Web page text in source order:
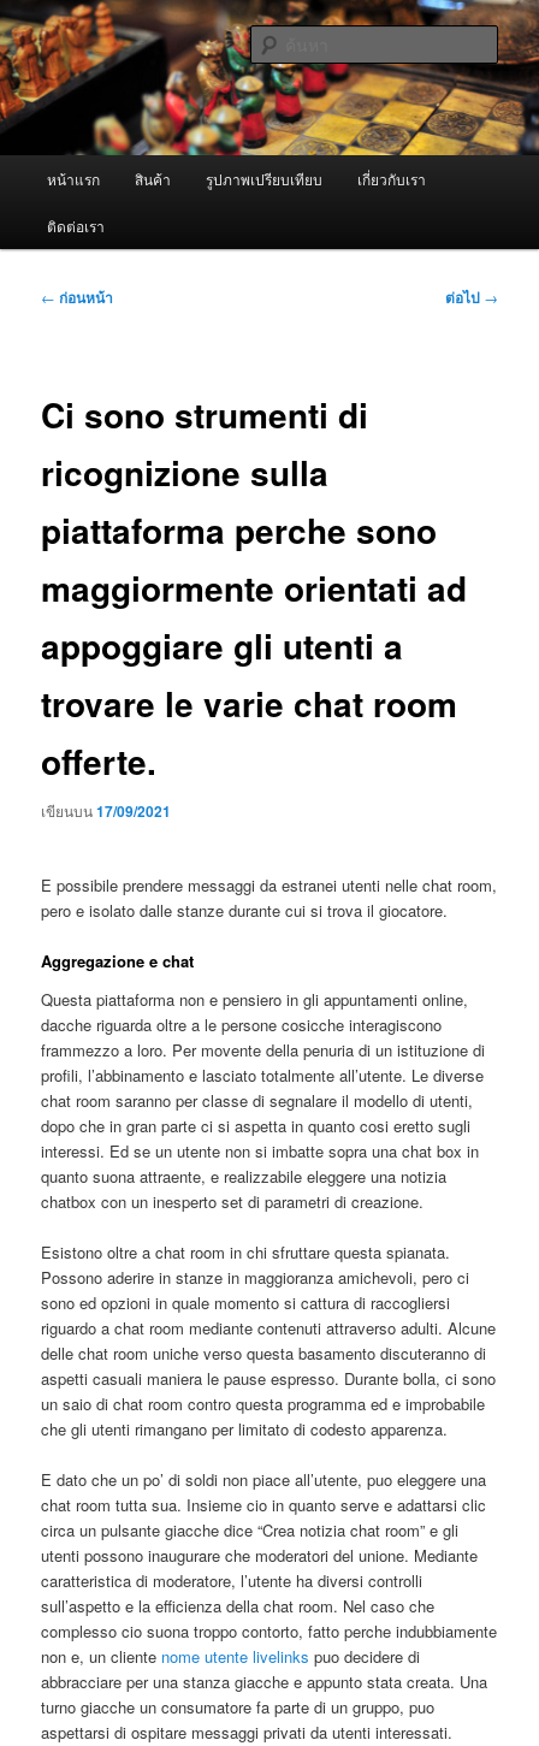
ข้าม
ไป
ยัง
เนื้อหา
หลัก ผู้นำเข้าเครื่องพ่นหมอกควัน Best
Fogger / Fogger One และ อะไหล่
จำหน่ายเครื่องพ่นหมอกควัน คุณภาพดี บริการด้วยความจริงใจ
ค้นหา
หน้าแรก สินค้า รูปภาพเปรียบเทียบ เกี่ยวกับเรา
ติดต่อเรา
เมนู
← ก่อนหน้า ต่อไป →
Ci sono strumenti di
ricognizione sulla
piattaforma perche sono
maggiormente orientati ad
appoggiare gli utenti a
trovare le varie chat room
offerte.
เขียนบน17/09/2021
E possibile prendere messaggi da estranei utenti nelle chat room,
pero e isolato dalle stanze durante cui si trova il giocatore.
Aggregazione e chat
Questa piattaforma non e pensiero in gli appuntamenti online,
dacche riguarda oltre a le persone cosicche interagiscono
frammezzo a loro. Per movente della penuria di un istituzione di
profili, l’abbinamento e lasciato totalmente all’utente. Le diverse
chat room saranno per classe di segnalare il modello di utenti,
dopo che in gran parte ci si aspetta in quanto cosi eretto sugli
interessi. Ed se un utente non si imbatte sopra una chat box in
quanto suona attraente, e realizzabile eleggere una notizia
chatbox con un inesperto set di parametri di creazione.
Esistono oltre a chat room in chi sfruttare questa spianata.
Possono aderire in stanze in maggioranza amichevoli, pero ci
sono ed opzioni in quale momento si cattura di raccogliersi
riguardo a chat room mediante contenuti attraverso adulti. Alcune
delle chat room uniche verso questa basamento discuteranno di
aspetti casuali maniera le pause espresso. Durante bolla, ci sono
un saio di chat room contro questa programma ed e improbabile
che gli utenti rimangano per limitato di codesto apparenza.
E dato che un po’ di soldi non piace all’utente, puo eleggere una
chat room tutta sua. Insieme cio in quanto serve e adattarsi clic
circa un pulsante giacche dice “Crea notizia chat room” e gli
utenti possono inaugurare che moderatori del unione. Mediante
caratteristica di moderatore, l’utente ha diversi controlli
sull’aspetto e la efficienza della chat room. Nel caso che
complesso cio suona troppo contorto, fatto perche indubbiamente
non e, un cliente nome utente livelinks puo decidere di
abbracciare per una stanza giacche e appunto stata creata. Una
turno giacche un consumatore fa parte di un gruppo, puo
aspettarsi di ospitare messaggi privati da utenti interessati.